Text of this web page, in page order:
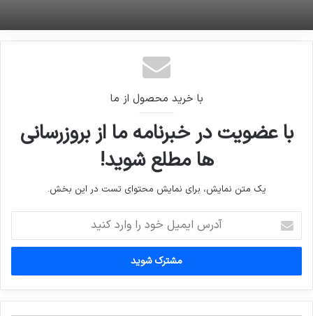
با خرید محصول از ما
با عضویت در خبرنامه ما از بروزرسانی
ها مطلع شوید!
یک متن نمایش، برای نمایش محتوای تست در این بخش.
ایمیل
خود
وارد
کنید